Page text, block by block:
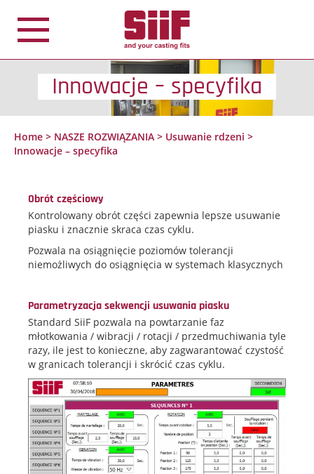
Innowacje – specyfika
Home > NASZE ROZWIĄZANIA > Usuwanie rdzeni >
Innowacje – specyfika
Obrót częściowy
Kontrolowany obrót części zapewnia lepsze usuwanie
piasku i znacznie skraca czas cyklu.
Pozwala na osiągnięcie poziomów tolerancji
niemożliwych do osiągnięcia w systemach klasycznych
Parametryzacja sekwencji usuwania piasku
Standard SiiF pozwala na powtarzanie faz
młotkowania / wibracji / rotacji / przedmuchiwania tyle
razy, ile jest to konieczne, aby zagwarantować czystość
w granicach tolerancji i skrócić czas cyklu.